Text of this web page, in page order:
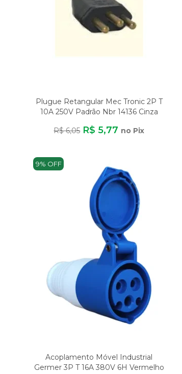
Plugue Retangular Mec Tronic 2P T
10A 250V Padrão Nbr 14136 Cinza
R$ 6,05 R$ 5,77 no Pix
9% OFF
Acoplamento Móvel Industrial
Germer 3P T 16A 380V 6H Vermelho